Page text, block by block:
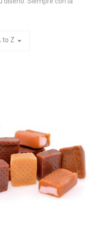
to Z arrow_drop_down